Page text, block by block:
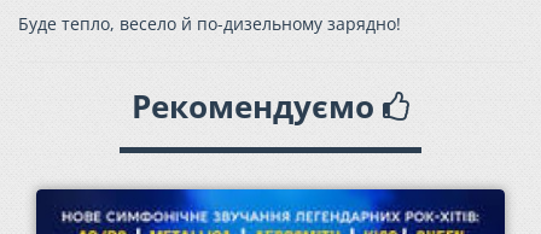
Буде тепло, весело й по-дизельному зарядно!
Рекомендуємо